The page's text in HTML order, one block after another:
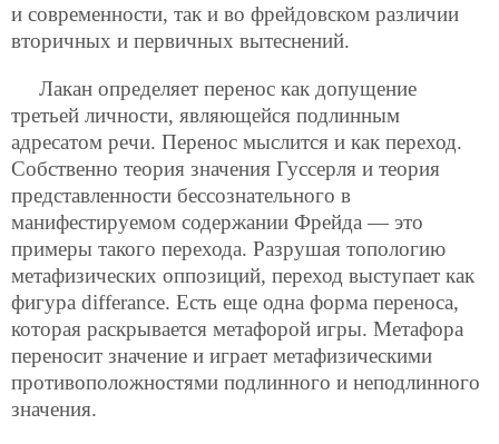
и современности, так и во фрейдовском различии
вторичных и первичных вытеснений.
Лакан определяет перенос как допущение
третьей личности, являющейся подлинным
адресатом речи. Перенос мыслится и как переход.
Собственно теория значения Гуссерля и теория
представленности бессознательного в
манифестируемом содержании Фрейда — это
примеры такого перехода. Разрушая топологию
метафизических оппозиций, переход выступает как
фигура differance. Есть еще одна форма переноса,
которая раскрывается метафорой игры. Метафора
переносит значение и играет метафизическими
противоположностями подлинного и неподлинного
значения.